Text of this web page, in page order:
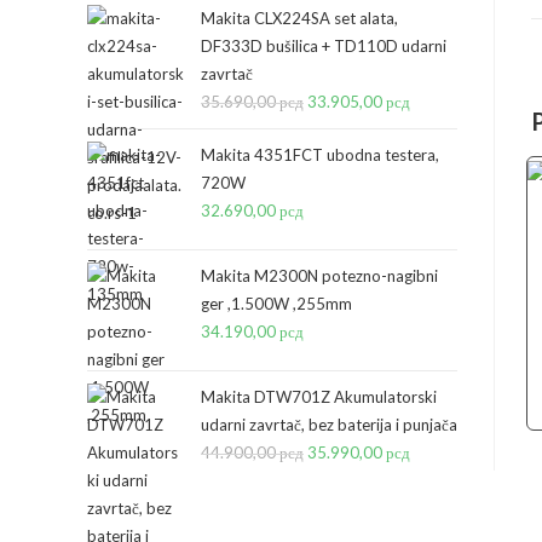
Makita CLX224SA set alata,
DF333D bušilica + TD110D udarni
zavrtač
35.690,00рсд Originalna
je
33.905,00рсд
je:
Makita 4351FCT ubodna testera,
720W
32.690,00рсд
Makita M2300N potezno-nagibni
ger ,1.500W ,255mm
34.190,00рсд
Makita DTW701Z Akumulatorski
udarni zavrtač, bez baterija i punjača
44.900,00рсд Originalna
35.990,00рсд